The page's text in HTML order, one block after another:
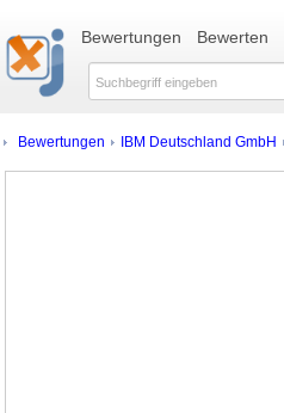
Bewertungen Bewerten
Bewertungen IBM Deutschland GmbH